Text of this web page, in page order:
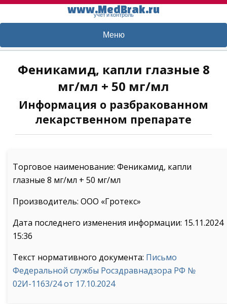
www.MedBrak.ru
учет и контроль
Меню
Феникамид, капли глазные 8
мг/мл + 50 мг/мл
Информация о разбракованном
лекарственном препарате
Торговое наименование: Феникамид, капли
глазные 8 мг/мл + 50 мг/мл
Производитель: ООО «Гротекс»
Дата последнего изменения информации: 15.11.2024
15:36
Текст нормативного документа: Письмо
Федеральной службы Росздравнадзора РФ №
02И-1163/24 от 17.10.2024